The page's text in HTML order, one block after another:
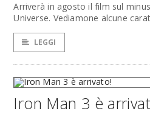
Arriverà in agosto il film sul
Universe. Vediamone alcune
LEGGI
Iron Man 3 è